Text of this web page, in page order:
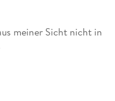
meiner Sicht nicht in